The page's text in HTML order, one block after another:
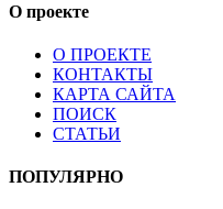
О проекте
О ПРОЕКТЕ
КОНТАКТЫ
КАРТА САЙТА
ПОИСК
СТАТЬИ
ПОПУЛЯРНО